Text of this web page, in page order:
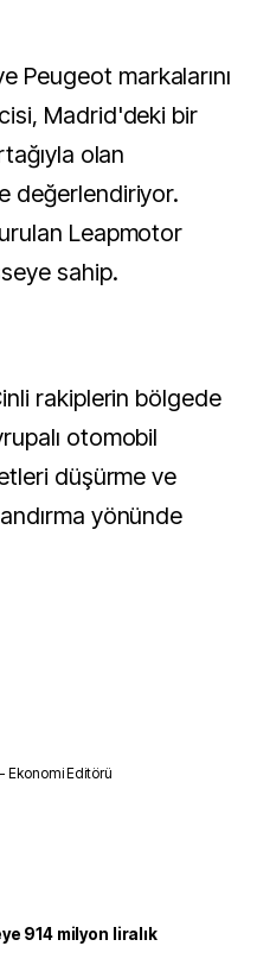
Peugeot markalarını
Madrid'deki bir
olan
değerlendiriyor.
Leapmotor
sahip.
rakiplerin bölgede
otomobil
düşürme ve
yönünde
Ekonomi Editörü
914 milyon liralık